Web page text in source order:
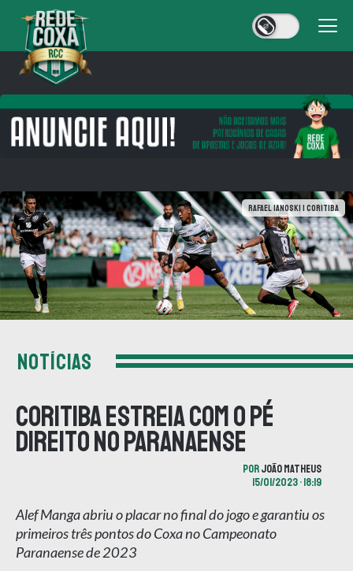
Rafael Ianoski | Coritiba
NOTÍCIAS
Coritiba estreia com o pé
direito no paranaense
PORJOÃO MATHEUS
15/01/2023 • 18:19
Alef Manga abriu o placar no final do jogo e garantiu os
primeiros três pontos do Coxa no Campeonato
Paranaense de 2023